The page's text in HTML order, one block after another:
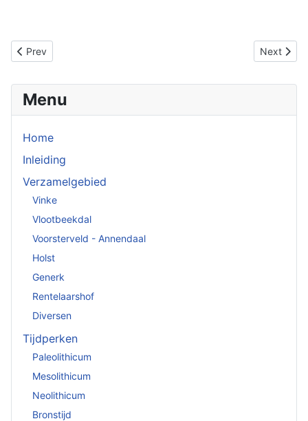
Previous article: De Sint Jans Kluis van Haaren
Prev Next
Next
Menu
Home
Inleiding
Verzamelgebied
Vinke
Vlootbeekdal
Voorsterveld - Annendaal
Holst
Generk
Rentelaarshof
Diversen
Tijdperken
Paleolithicum
Mesolithicum
Neolithicum
Bronstijd